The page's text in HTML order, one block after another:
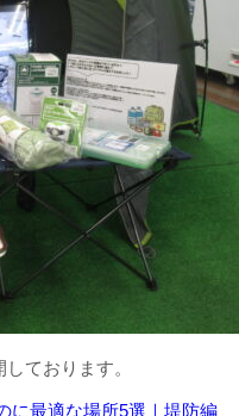
ております。
に最適な場所5選｜堤防編